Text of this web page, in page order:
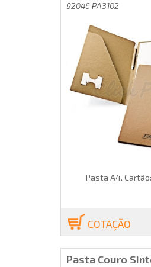
92046 PA3102
Pasta A4.
COTAÇÃO
Pasta Couro